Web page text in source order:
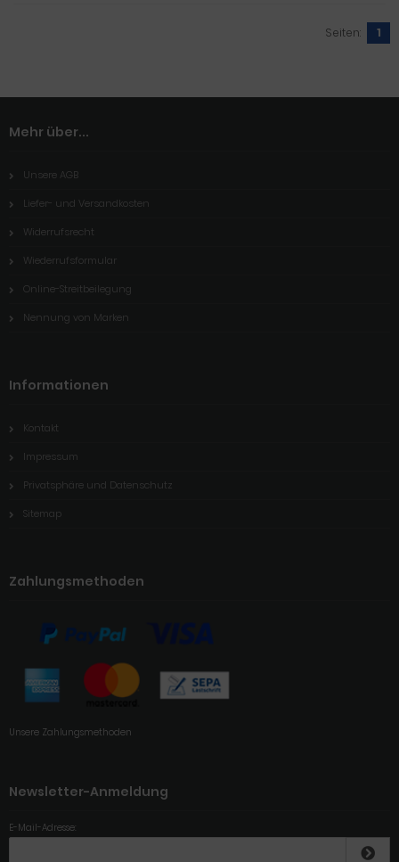
Seiten: 1
Mehr über...
Unsere AGB
Liefer- und Versandkosten
Widerrufsrecht
Wiederrufsformular
Online-Streitbeilegung
Nennung von Marken
Informationen
Kontakt
Impressum
Privatsphäre und Datenschutz
Sitemap
Zahlungsmethoden
Unsere Zahlungsmethoden
Newsletter-Anmeldung
E-Mail-Adresse: